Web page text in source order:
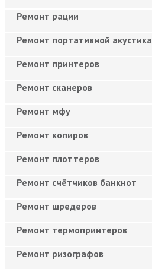
Ремонт рации
Ремонт портативной акустика
Ремонт принтеров
Ремонт сканеров
Ремонт мфу
Ремонт копиров
Ремонт плоттеров
Ремонт счётчиков банкнот
Ремонт шредеров
Ремонт термопринтеров
Ремонт ризографов